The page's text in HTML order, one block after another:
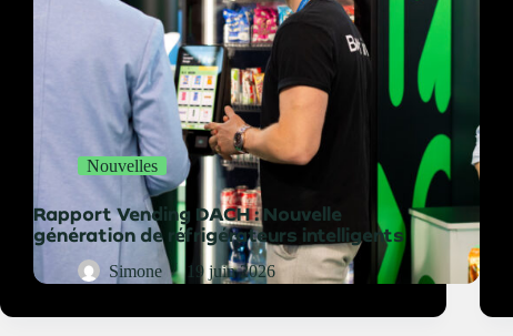
Nouvelles
Rapport Vending DACH : Nouvelle
génération de réfrigérateurs intelligents
Simone 19 juin 2026